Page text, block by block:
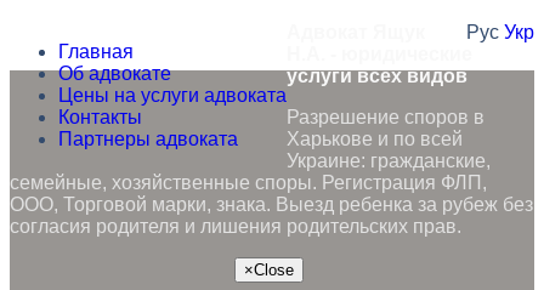
Главная
Об адвокате
Цены на услуги адвоката
Контакты
Партнеры адвоката
Рус Укр
услуги всех видов
Разрешение споров в
Харькове и по всей
Украине: гражданские,
семейные, хозяйственные споры. Регистрация ФЛП,
ООО, Торговой марки, знака. Выезд ребенка за рубеж без
согласия родителя и лишения родительских прав.
×Close